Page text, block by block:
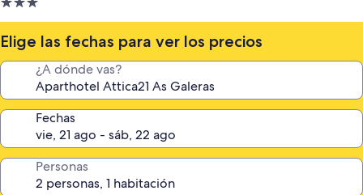
Alojamiento
de
3.0 estrellas
Elige las fechas para ver los precios
¿A dónde vas?
Fechas
Personas